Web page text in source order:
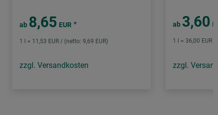
ab 8,65 EUR *
1 l = 11,53 EUR / (netto: 9,69 EUR)
zzgl. Versandkosten
ab 3,60
1 l = 36,00 EUR
zzgl.